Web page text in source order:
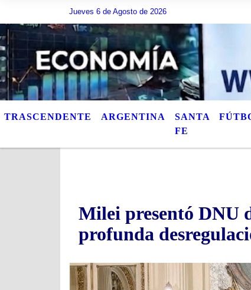
Jueves 6 de Agosto de 2026
Hoy es Jueves 6 de Agosto de 2026 y son las
TRASCENDENTE ARGENTINA
SANTA
FE
Milei presentó DNU
profunda